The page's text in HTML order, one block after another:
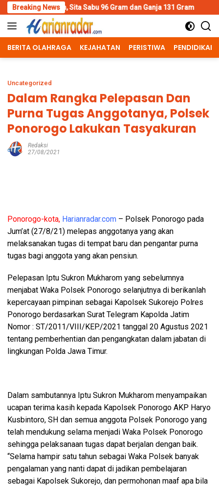
Skip
to
content
Breaking News
Sabu 96 Gram dan Ganja 131 Gram Wujud Polisi
BERITA OLAHRAGA KEJAHATAN PERISTIWA PENDIDIKAN
Uncategorized
Dalam Rangka Pelepasan Dan
Purna Tugas Anggotanya, Polsek
Ponorogo Lakukan Tasyakuran
Redaksi
27/08/2021
Ponorogo-kota, Harianradar.com – Polsek Ponorogo pada
Jum’at (27/8/21) melepas anggotanya yang akan
melaksanakan tugas di tempat baru dan pengantar purna
tugas bagi anggota yang akan pensiun.
Pelepasan Iptu Sukron Mukharom yang sebelumnya
menjabat Waka Polsek Ponorogo selanjutnya di berikanlah
kepercayaan pimpinan sebagai Kapolsek Sukorejo Polres
Ponorogo berdasarkan Surat Telegram Kapolda Jatim
Nomor : ST/2011/VIII/KEP./2021 tanggal 20 Agustus 2021
tentang pemberhentian dan pengangkatan dalam jabatan di
lingkungan Polda Jawa Timur.
Dalam sambutannya Iptu Sukron Mukharom menyampaikan
ucapan terima kasih kepada Kapolsek Ponorogo AKP Haryo
Kusbintoro, SH dan semua anggota Polsek Ponorogo yang
telah mendukung selama menjadi Waka Polsek Ponorogo
sehingga pelaksanaan tugas dapat berjalan dengan baik.
“Selama hampir satu tahun sebagai Waka Polsek banyak
pengalaman yang nanti dapat di jadikan pembelajaran
sebagai Kapolsek Sukorejo, dan permohonan maaf apa bila